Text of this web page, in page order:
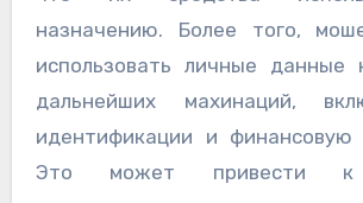
назначению. Более того,
использовать личные данные
дальнейших махинаций,
идентификации и
Это может привести к